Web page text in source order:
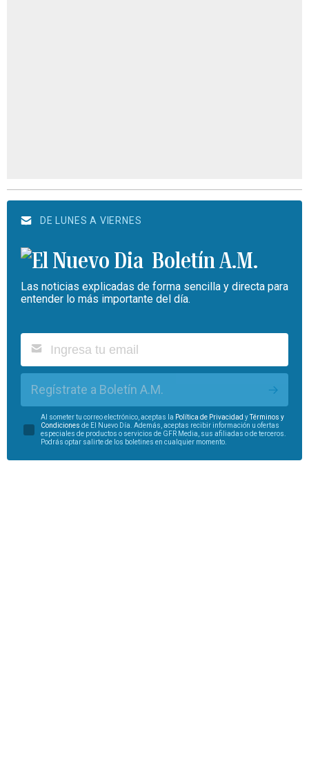
DE LUNES A VIERNES
Boletín A.M.
Las noticias explicadas de forma sencilla y directa para
entender lo más importante del día.
Regístrate a Boletín A.M.
Al someter tu correo electrónico, aceptas la Política de Privacidad yTérminos y
Condiciones de El Nuevo Día. Además, aceptas recibir información u ofertas
especiales de productos o servicios de GFR Media, sus afiliadas o de terceros.
Podrás optar salirte de los boletines en cualquier momento.